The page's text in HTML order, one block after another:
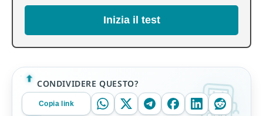
Inizia il test
CONDIVIDERE QUESTO?
Copia link